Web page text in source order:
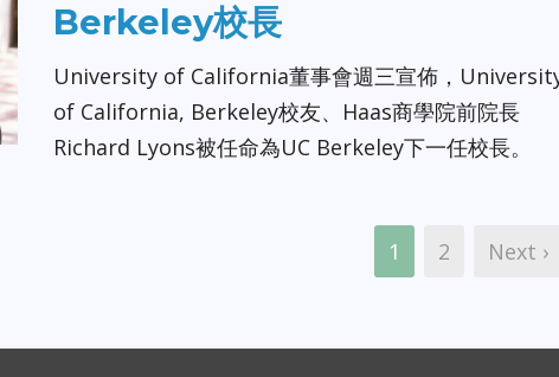
Berkeley校長
University of California董事會週三宣佈，
of California, Berkeley校友、Haas商學院前院長
Richard Lyons被任命為UC Berkeley下一任校長。
1 2 Next ›